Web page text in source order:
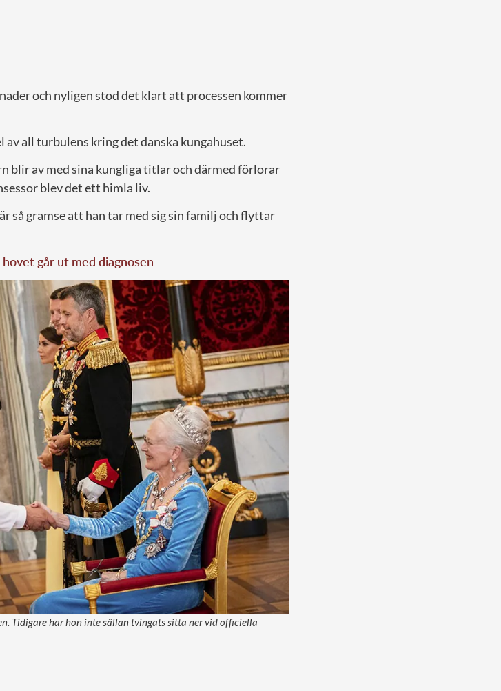
och nyligen stod det klart att processen kommer
all turbulens kring det danska kungahuset.
blir av med sina kungliga titlar och därmed förlorar
blev det ett himla liv.
så gramse att han tar med sig sin familj och flyttar
går ut med diagnosen
Tidigare har hon inte sällan tvingats sitta ner vid officiella